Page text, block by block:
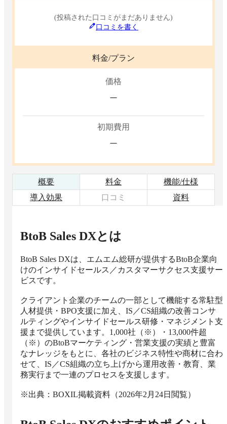
(投稿された口コミがまだありません)
口コミを書く
料金/プラン
価格
ー
初期費用
ー
概要 料金
機能/仕様
導入効果
口コミ 資料
BtoB Sales DXとは
BtoB Sales DXは、エムエム総研が提供するBtoB企業向
けのインサイドセールス／カスタマーサクセス支援サー
ビスです。
クライアント企業のチームの一部として機能する常駐型
人材提供・BPO支援に加え、IS／CS組織の改善コンサ
ルティングやインサイドセールス研修・マネジメント支
援まで提供しています。1,000社（※）・13,000件超
（※）のBtoBマーケティング・営業支援の実績と豊富
なナレッジをもとに、各社のビジネス特性や商材に合わ
せて、IS／CS組織の立ち上げから運用改善・教育、業
務実行まで一連のプロセスを支援します。
※出典：BOXIL掲載資料（2026年2月24日閲覧）